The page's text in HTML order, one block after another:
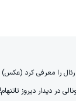
را معرفی کرد (عکس)
در دیدار دیروز تاتنهام!